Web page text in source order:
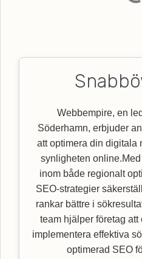
Webbempire, en
Söderhamn, erbjuder
att optimera din digitala
synligheten
inom både regionalt
SEO-strategier
rankar bättre i
team hjälper företag
implementera effektiva
optimerad SEO